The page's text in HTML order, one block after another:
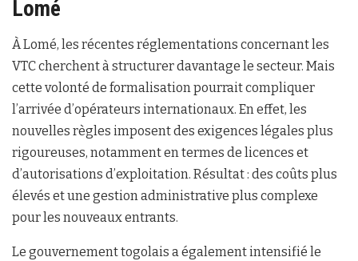
Lomé
À Lomé, les récentes réglementations concernant les
VTC cherchent à structurer davantage le secteur. Mais
cette volonté de formalisation pourrait compliquer
l’arrivée d’opérateurs internationaux. En effet, les
nouvelles règles imposent des exigences légales plus
rigoureuses, notamment en termes de licences et
d’autorisations d’exploitation. Résultat : des coûts plus
élevés et une gestion administrative plus complexe
pour les nouveaux entrants.
Le gouvernement togolais a également intensifié le